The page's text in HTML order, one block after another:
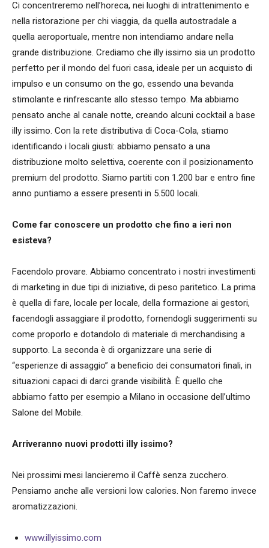
Ci concentreremo nell’horeca, nei luoghi di intrattenimento e
nella ristorazione per chi viaggia, da quella autostradale a
quella aeroportuale, mentre non intendiamo andare nella
grande distribuzione. Crediamo che illy issimo sia un prodotto
perfetto per il mondo del fuori casa, ideale per un acquisto di
impulso e un consumo on the go, essendo una bevanda
stimolante e rinfrescante allo stesso tempo. Ma abbiamo
pensato anche al canale notte, creando alcuni cocktail a base
illy issimo. Con la rete distributiva di Coca-Cola, stiamo
identificando i locali giusti: abbiamo pensato a una
distribuzione molto selettiva, coerente con il posizionamento
premium del prodotto. Siamo partiti con 1.200 bar e entro fine
anno puntiamo a essere presenti in 5.500 locali.
Come far conoscere un prodotto che fino a ieri non
esisteva?
Facendolo provare. Abbiamo concentrato i nostri investimenti
di marketing in due tipi di iniziative, di peso paritetico. La prima
è quella di fare, locale per locale, della formazione ai gestori,
facendogli assaggiare il prodotto, fornendogli suggerimenti su
come proporlo e dotandolo di materiale di merchandising a
supporto. La seconda è di organizzare una serie di
“esperienze di assaggio” a beneficio dei consumatori finali, in
situazioni capaci di darci grande visibilità. È quello che
abbiamo fatto per esempio a Milano in occasione dell’ultimo
Salone del Mobile.
Arriveranno nuovi prodotti illy issimo?
Nei prossimi mesi lancieremo il Caffè senza zucchero.
Pensiamo anche alle versioni low calories. Non faremo invece
aromatizzazioni.
www.illyissimo.com